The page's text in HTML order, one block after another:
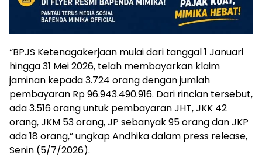
“BPJS Ketenagakerjaan mulai dari tanggal 1 Januari
hingga 31 Mei 2026, telah membayarkan klaim
jaminan kepada 3.724 orang dengan jumlah
pembayaran Rp 96.943.490.916. Dari rincian tersebut,
ada 3.516 orang untuk pembayaran JHT, JKK 42
orang, JKM 53 orang, JP sebanyak 95 orang dan JKP
ada 18 orang,” ungkap Andhika dalam press release,
Senin (5/7/2026).